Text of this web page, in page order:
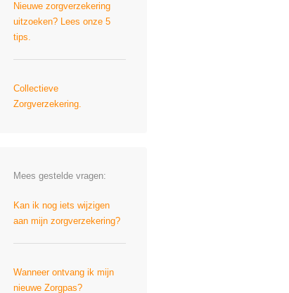
Nieuwe zorgverzekering
uitzoeken? Lees onze 5
tips.
Collectieve
Zorgverzekering.
Mees gestelde vragen:
Kan ik nog iets wijzigen
aan mijn zorgverzekering?
Wanneer ontvang ik mijn
nieuwe Zorgpas?